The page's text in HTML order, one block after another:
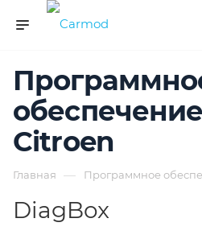
Citroen
Главная — Программное
DiagBox